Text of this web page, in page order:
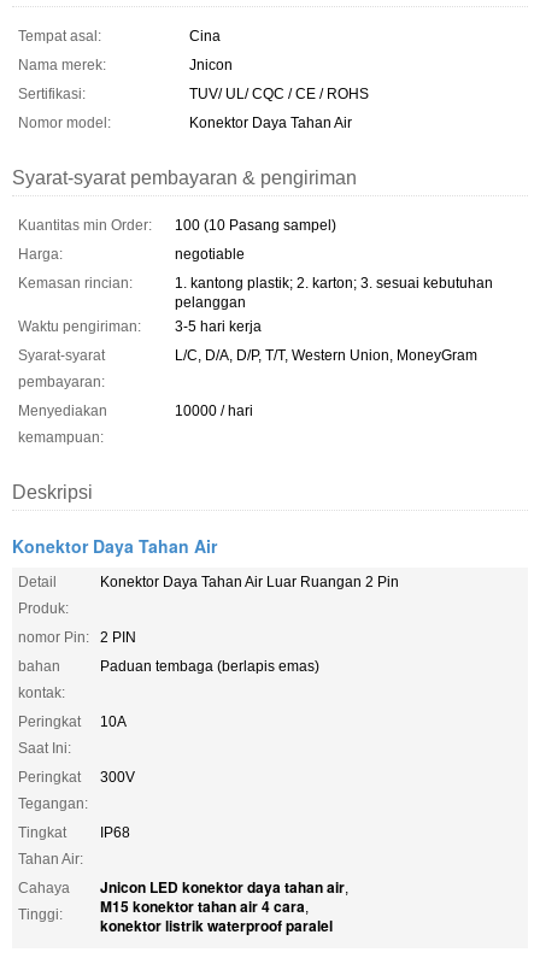
Tempat asal:
Cina
Nama merek:
Jnicon
Sertifikasi:
TUV/ UL/ CQC / CE / ROHS
Nomor model:
Konektor Daya Tahan Air
Syarat-syarat pembayaran & pengiriman
Kuantitas min Order:
100 (10 Pasang sampel)
Harga:
negotiable
Kemasan rincian:
1. kantong plastik; 2. karton; 3. sesuai kebutuhan
pelanggan
Waktu pengiriman:
3-5 hari kerja
Syarat-syarat
pembayaran:
L/C, D/A, D/P, T/T, Western Union, MoneyGram
Menyediakan
kemampuan:
10000 / hari
Deskripsi
Konektor Daya Tahan Air
Detail
Produk:
Konektor Daya Tahan Air Luar Ruangan 2 Pin
nomor Pin:
2 PIN
bahan
kontak:
Paduan tembaga (berlapis emas)
Peringkat
Saat Ini:
10A
Peringkat
Tegangan:
300V
Tingkat
Tahan Air:
IP68
Cahaya
Tinggi:
Jnicon LED konektor daya tahan air,
M15 konektor tahan air 4 cara,
konektor listrik waterproof paralel